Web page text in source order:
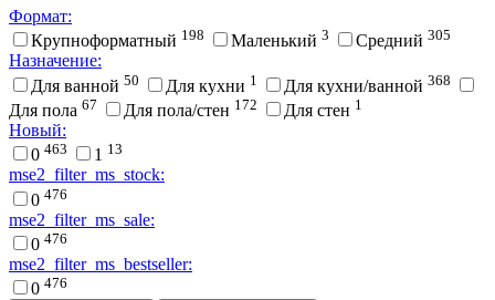
Формат:
Крупноформатный 198 Маленький 3 Средний 305
Назначение:
Для ванной 50 Для кухни 1 Для кухни/ванной 368
Для пола 67 Для пола/стен 172 Для стен 1
Новый:
0 463 1 13
mse2_filter_ms_stock:
0 476
mse2_filter_ms_sale:
0 476
mse2_filter_ms_bestseller:
0 476